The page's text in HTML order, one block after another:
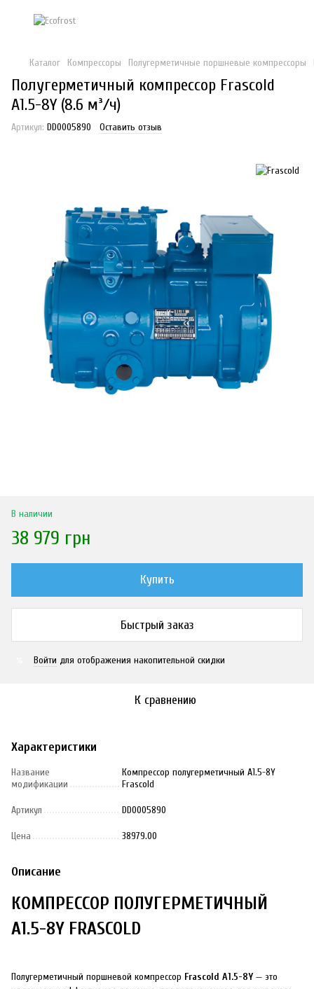
Каталог Компрессоры Полугерметичные поршневые компрессоры
Полугерметичный компрессор Frascold
A1.5-8Y (8.6 м³/ч)
Артикул: DD0005890 Оставить отзыв
В наличии
38 979 грн
Купить
Быстрый заказ
Войти для отображения накопительной скидки
К сравнению
Характеристики
Название
модификации
Компрессор полугерметичный A1.5-8Y
Frascold
Артикул DD0005890
Цена 38979.00
Описание
КОМПРЕССОР ПОЛУГЕРМЕТИЧНЫЙ
A1.5-8Y FRASCOLD
Полугерметичный поршневой компрессор Frascold A1.5-8Y — это